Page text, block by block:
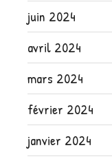
juin 2024
avril 2024
mars 2024
février 2024
janvier 2024